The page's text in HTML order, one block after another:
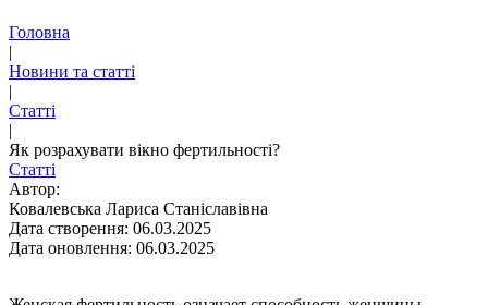
Головна
|
Новини та статті
|
Статті
|
Як розрахувати вікно фертильності?
Статті
Автор:
Ковалевська Лариса Станіславівна
Дата створення: 06.03.2025
Дата оновлення: 06.03.2025